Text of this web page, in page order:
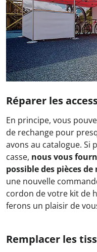
Réparer les
En principe, vous
de rechange pour
avons au catalogue. Si
casse, nous vous
possible des pièces de
une nouvelle
cordon de votre kit de
ferons un plaisir de
Remplacer les